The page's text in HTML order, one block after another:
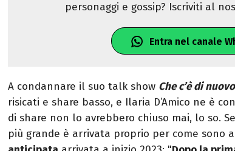
personaggi e gossip? Iscriviti al
Entra nel canale
A condannare il suo talk show Che c’è di nuovo
risicati e share basso, e Ilaria D’Amico ne è
di share non lo avrebbero chiuso mai, lo so.
più grande è arrivata proprio per come sono